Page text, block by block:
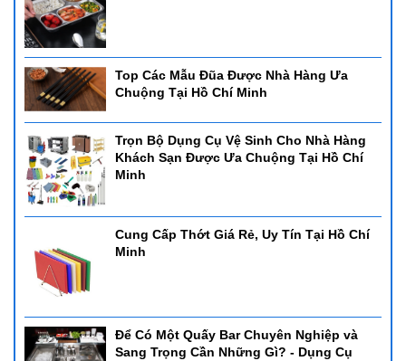
Top Các Mẫu Đũa Được Nhà Hàng Ưa
Chuộng Tại Hồ Chí Minh
Trọn Bộ Dụng Cụ Vệ Sinh Cho Nhà Hàng
Khách Sạn Được Ưa Chuộng Tại Hồ Chí
Minh
Cung Cấp Thớt Giá Rẻ, Uy Tín Tại Hồ Chí
Minh
Để Có Một Quấy Bar Chuyên Nghiệp và
Sang Trọng Cần Những Gì? - Dụng Cụ